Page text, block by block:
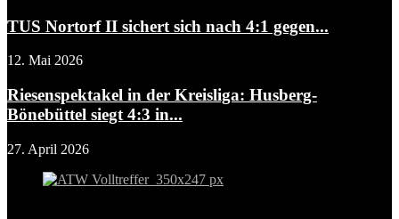
TUS Nortorf II sichert sich nach 4:1 gegen...
12. Mai 2026
Riesenspektakel in der Kreisliga: Husberg-
Bönebüttel siegt 4:3 in...
27. April 2026